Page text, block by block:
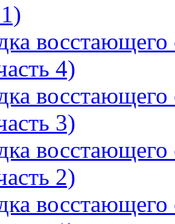
4)
3)
2)